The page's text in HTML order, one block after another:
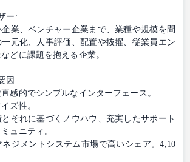
ー:
業、ベンチャー企業まで、業種や規模を問
元化、人事評価、配置や抜擢、従業員エン
どに課題を抱える企業。
因:
感的でシンプルなインターフェース。
ズ性。
とそれに基づくノウハウ、充実したサポート
ュニティ。
ネジメントシステム市場で高いシェア。4,10